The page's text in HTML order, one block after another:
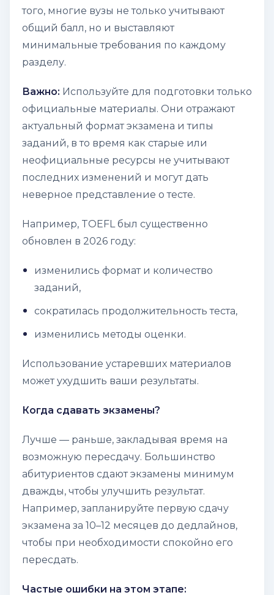
того, многие вузы не только учитывают
общий балл, но и выставляют
минимальные требования по каждому
разделу.
Важно: Используйте для подготовкитолько
официальные материалы. Они отражают
актуальный формат экзамена и типы
заданий, в то время как старые или
неофициальные ресурсы не учитывают
последних изменений и могут дать
неверное представление о тесте.
Например, TOEFL был существенно
обновлен в 2026 году:
изменились формат и количество
заданий,
сократилась продолжительность теста,
изменились методы оценки.
Использование устаревших материалов
может ухудшить ваши результаты.
Когда сдавать экзамены?
Лучше — раньше, закладывая время на
возможную пересдачу. Большинство
абитуриентов сдают экзамены минимум
дважды, чтобы улучшить результат.
Например, запланируйте первую сдачу
экзамена за 10–12 месяцев до дедлайнов,
чтобы при необходимости спокойно его
пересдать.
Частые ошибки на этом этапе: